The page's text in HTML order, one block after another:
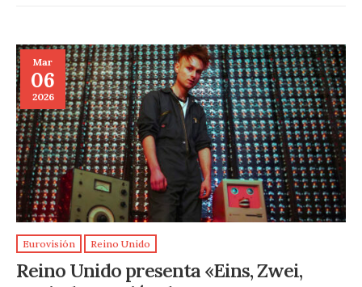
Mar
06
2026
Eurovisión Reino Unido
Reino Unido presenta «Eins, Zwei,